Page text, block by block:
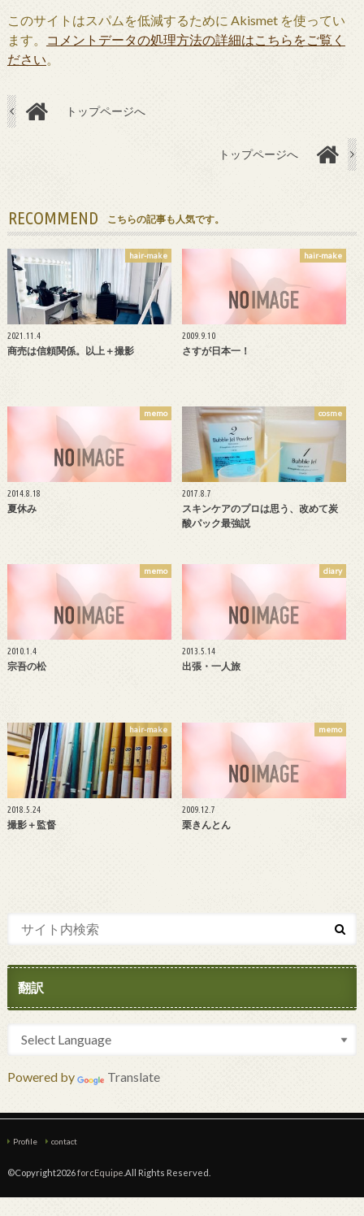
このサイトはスパムを低減するために Akismet を使ってい
ます。
コメントデータの処理方法の詳細はこちらをご覧く
ださい。
トップページへ
トップページへ
RECOMMEND こちらの記事も人気です。
hair-make
2021.11.4
商売は信頼関係。以上＋撮影
hair-make
2009.9.10
さすが日本一！
memo
2014.8.18
夏休み
cosme
2017.8.7
スキンケアのプロは思う、改めて炭
酸パック最強説
memo
2010.1.4
宗吾の松
diary
2013.5.14
出張・一人旅
hair-make
2018.5.24
撮影＋監督
memo
2009.12.7
栗きんとん
翻訳
Powered by Translate
Profile contact
©Copyright2026forcEquipe .All Rights Reserved.